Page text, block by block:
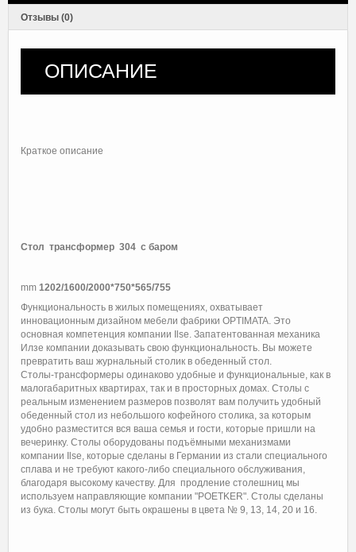
Отзывы (0)
ОПИСАНИЕ
Краткое описание
Стол трансформер 304 с баром
mm 1202/1600/2000*750*565/755
Функциональность в жилых помещениях, охватывает
инновационным дизайном мебели фабрики OPTIMATA. Это
основная компетенция компании Ilse. Запатентованная механика
Илзе компании доказывать свою функциональность. Вы можете
превратить ваш журнальный столик в обеденный стол.
Столы-трансформеры одинаково удобные и функциональные, как в
малогабаритных квартирах, так и в просторных домах. Столы с
реальным изменением размеров позволят вам получить удобный
обеденный стол из небольшого кофейного столика, за которым
удобно разместится вся ваша семья и гости, которые пришли на
вечеринку. Столы оборудованы подъёмными механизмами
компании Ilse, которые сделаны в Германии из стали специального
сплава и не требуют какого-либо специального обслуживания,
благодаря высокому качеству. Для продление столешниц мы
используем направляющие компании "POETKER". Столы сделаны
из бука. Столы могут быть окрашены в цвета № 9, 13, 14, 20 и 16.